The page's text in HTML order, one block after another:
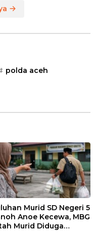
polda aceh
Murid SD Negeri 5
Anoe Kecewa, MBG
Murid Diduga